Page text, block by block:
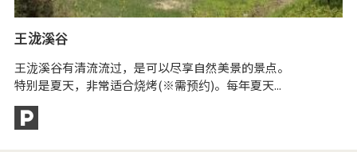
王泷溪谷
王泷溪谷有清流流过，是可以尽享自然美景的景点。
特别是夏天，非常适合烧烤(※需预约)。每年夏天...